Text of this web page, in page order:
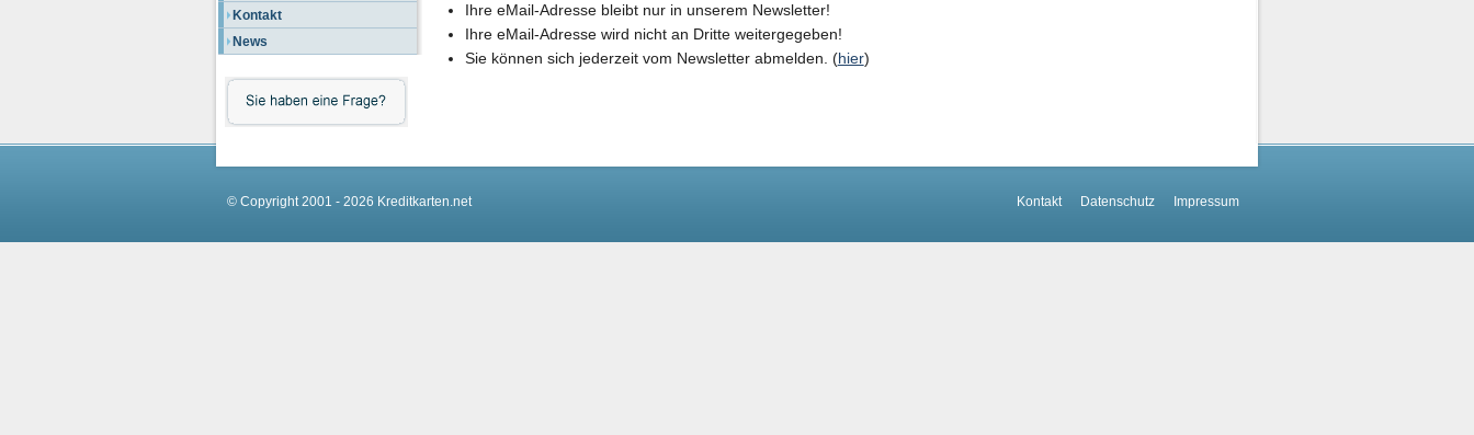
Ihre eMail-Adresse bleibt nur in unserem Newsletter!
Ihre eMail-Adresse wird nicht an Dritte weitergegeben!
Sie können sich jederzeit vom Newsletter abmelden. (hier)
Kontakt
News
© Copyright 2001 - 2026 Kreditkarten.net Kontakt Datenschutz Impressum